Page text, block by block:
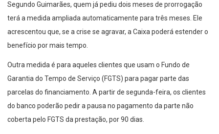
Segundo Guimarães, quem já pediu dois meses de prorrogação
terá a medida ampliada automaticamente para três meses. Ele
acrescentou que, se a crise se agravar, a Caixa poderá estender o
benefício por mais tempo.
Outra medida é para aqueles clientes que usam o Fundo de
Garantia do Tempo de Serviço (FGTS) para pagar parte das
parcelas do financiamento. A partir de segunda-feira, os clientes
do banco poderão pedir a pausa no pagamento da parte não
coberta pelo FGTS da prestação, por 90 dias.